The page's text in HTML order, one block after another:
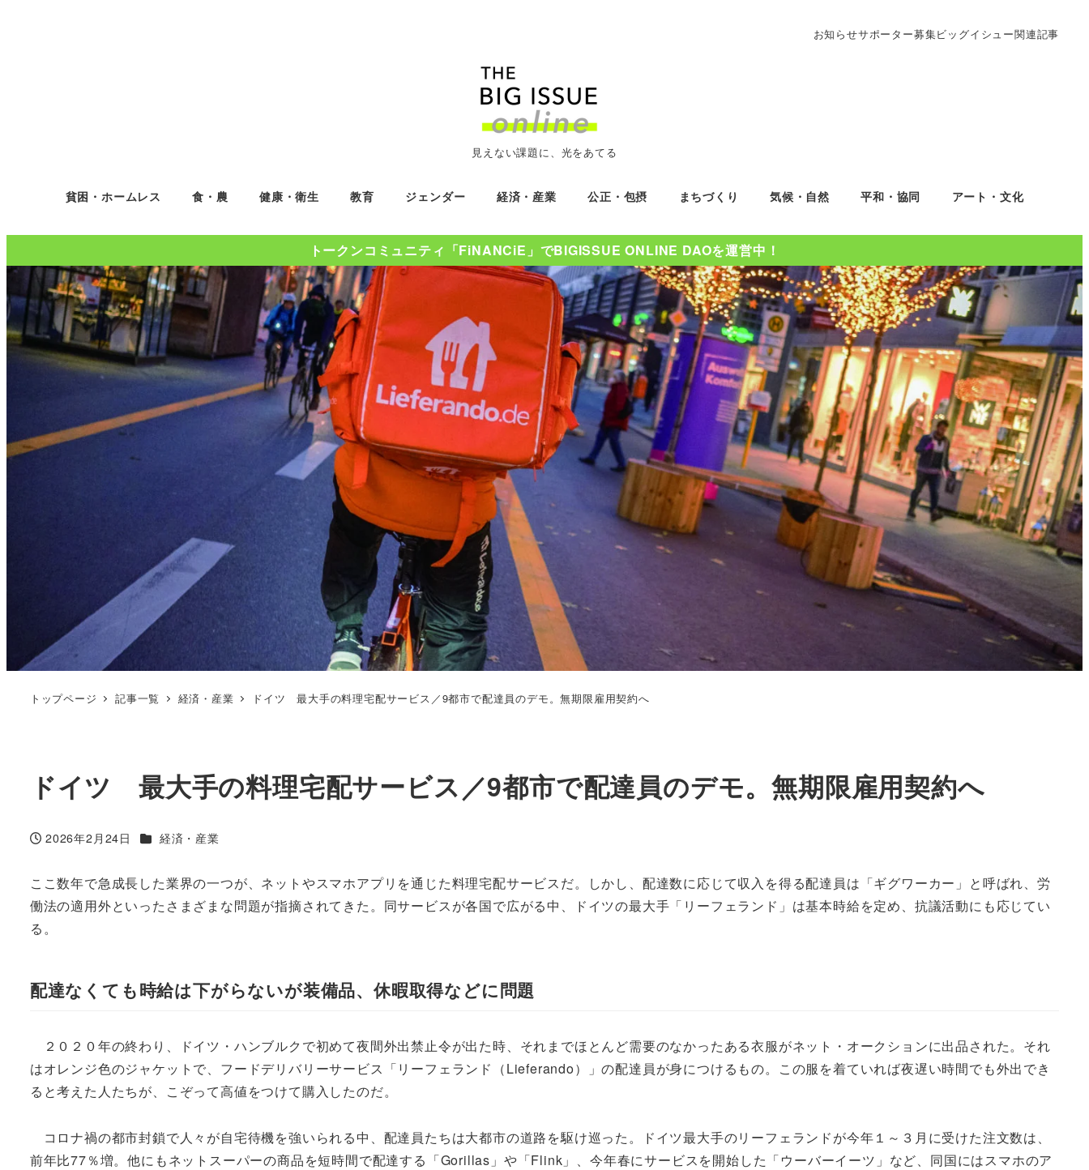
お知らせサポーター募集ビッグイシュー関連記事
見えない課題に、光をあてる
貧困・ホームレス 食・農 健康・衛生 教育 ジェンダー 経済・産業 公正・包摂 まちづくり 気候・自然 平和・協同 アート・文化
トークンコミュニティ「FiNANCiE」でBIGISSUE ONLINE DAOを運営中！
トップページ 記事一覧 経済・産業 ドイツ 最大手の料理宅配サービス／9都市で配達員のデモ。無期限雇用契約へ
ドイツ 最大手の料理宅配サービス／9都市で配達員のデモ。無期限雇用契約へ
投稿日
2026年2月24日 カテゴリー
経済・産業
ここ数年で急成長した業界の一つが、ネットやスマホアプリを通じた料理宅配サービスだ。しかし、配達数に応じて収入を得る配達員は「ギグワーカー」と呼ばれ、労
働法の適用外といったさまざまな問題が指摘されてきた。同サービスが各国で広がる中、ドイツの最大手「リーフェランド」は基本時給を定め、抗議活動にも応じてい
る。
配達なくても時給は下がらないが装備品、休暇取得などに問題
２０２０年の終わり、ドイツ・ハンブルクで初めて夜間外出禁止令が出た時、それまでほとんど需要のなかったある衣服がネット・オークションに出品された。それ
はオレンジ色のジャケットで、フードデリバリーサービス「リーフェランド（Lieferando）」の配達員が身につけるもの。この服を着ていれば夜遅い時間でも外出でき
ると考えた人たちが、こぞって高値をつけて購入したのだ。
コロナ禍の都市封鎖で人々が自宅待機を強いられる中、配達員たちは大都市の道路を駆け巡った。ドイツ最大手のリーフェランドが今年１～３月に受けた注文数は、
前年比77％増。他にもネットスーパーの商品を短時間で配達する「Gorillas」や「Flink」、今年春にサービスを開始した「ウーバーイーツ」など、同国にはスマホのア